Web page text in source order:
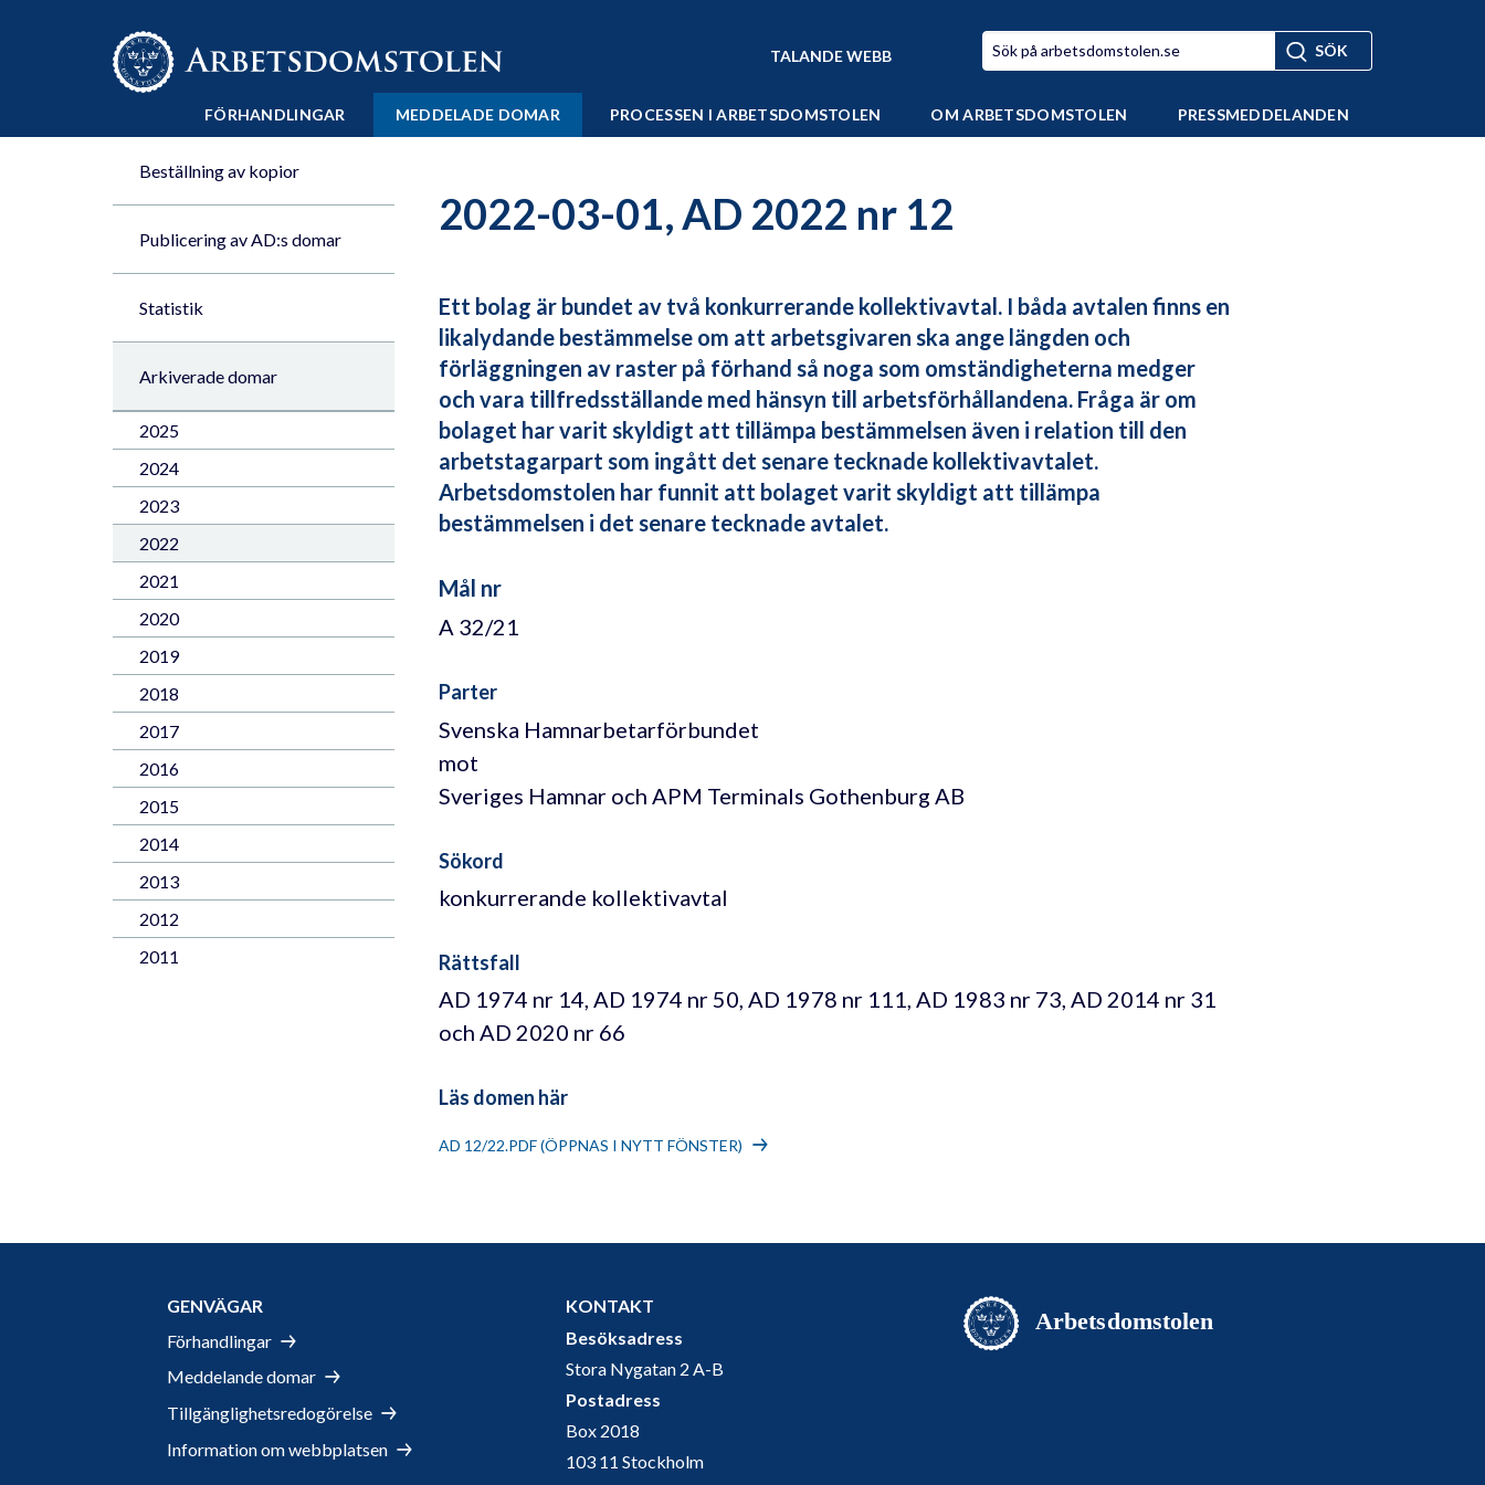
Till innehåll på sidan x
TALANDE WEBB
FÖRHANDLINGAR MEDDELADE DOMAR PROCESSEN I ARBETSDOMSTOLEN OM ARBETSDOMSTOLEN PRESSMEDDELANDEN
Beställning av kopior
Publicering av AD:s domar
Statistik
Arkiverade domar
2025
2024
2023
2022
2021
2020
2019
2018
2017
2016
2015
2014
2013
2012
2011
2022-03-01, AD 2022 nr 12
Ett bolag är bundet av två konkurrerande kollektivavtal. I båda avtalen finns en
likalydande bestämmelse om att arbetsgivaren ska ange längden och
förläggningen av raster på förhand så noga som omständigheterna medger
och vara tillfredsställande med hänsyn till arbetsförhållandena. Fråga är om
bolaget har varit skyldigt att tillämpa bestämmelsen även i relation till den
arbetstagarpart som ingått det senare tecknade kollektivavtalet.
Arbetsdomstolen har funnit att bolaget varit skyldigt att tillämpa
bestämmelsen i det senare tecknade avtalet.
Mål nr
A 32/21
Parter
Svenska Hamnarbetarförbundet
mot
Sveriges Hamnar och APM Terminals Gothenburg AB
Sökord
konkurrerande kollektivavtal
Rättsfall
AD 1974 nr 14, AD 1974 nr 50, AD 1978 nr 111, AD 1983 nr 73, AD 2014 nr 31
och AD 2020 nr 66
Läs domen här
AD 12/22.PDF (ÖPPNAS I NYTT FÖNSTER)
GENVÄGAR
Förhandlingar
Meddelande domar
Tillgänglighetsredogörelse
Information om webbplatsen
KONTAKT
Besöksadress
Stora Nygatan 2 A-B
Postadress
Box 2018
103 11 Stockholm